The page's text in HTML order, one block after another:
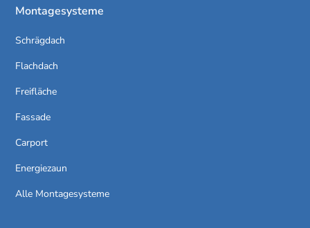
Montagesysteme
Schrägdach
Flachdach
Freifläche
Fassade
Carport
Energiezaun
Alle Montagesysteme